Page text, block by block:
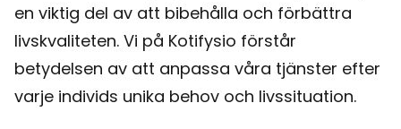
en viktig del av att bibehålla och förbättra
livskvaliteten. Vi på Kotifysio förstår
betydelsen av att anpassa våra tjänster efter
varje individs unika behov och livssituation.